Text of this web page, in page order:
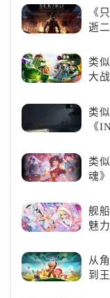
类
荐
《
逝
魄
旅
类
大
游
娱
类似
《
戏
你
来
类
魂
好
看
舰
魅
线》
从
到